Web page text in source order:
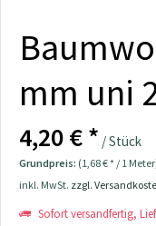
mm uni
4,20 € * / Stück
Grundpreis: (1,68 € * / 1
inkl. MwSt. zzgl.
Sofort versandfertig,